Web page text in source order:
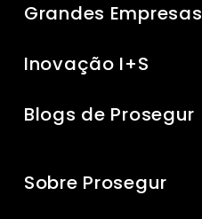
Grandes Empresas
Inovação I+S
Blogs de Prosegur
Sobre Prosegur